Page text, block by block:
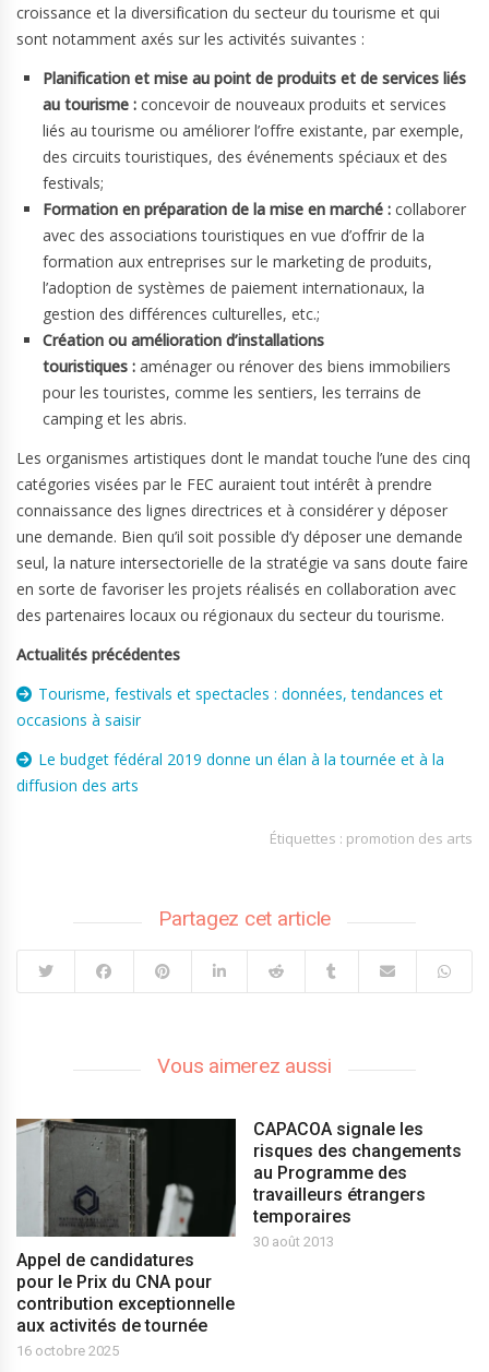
croissance et la diversification du secteur du tourisme et qui
sont notamment axés sur les activités suivantes :
Planification et mise au point de produits et de services liés
au tourisme : concevoir de nouveaux produits et services
liés au tourisme ou améliorer l’offre existante, par exemple,
des circuits touristiques, des événements spéciaux et des
festivals;
Formation en préparation de la mise en marché : collaborer
avec des associations touristiques en vue d’offrir de la
formation aux entreprises sur le marketing de produits,
l’adoption de systèmes de paiement internationaux, la
gestion des différences culturelles, etc.;
Création ou amélioration d’installations
touristiques : aménager ou rénover des biens immobiliers
pour les touristes, comme les sentiers, les terrains de
camping et les abris.
Les organismes artistiques dont le mandat touche l’une des cinq
catégories visées par le FEC auraient tout intérêt à prendre
connaissance des lignes directrices et à considérer y déposer
une demande. Bien qu’il soit possible d’y déposer une demande
seul, la nature intersectorielle de la stratégie va sans doute faire
en sorte de favoriser les projets réalisés en collaboration avec
des partenaires locaux ou régionaux du secteur du tourisme.
Actualités précédentes
Tourisme, festivals et spectacles : données, tendances et
occasions à saisir
Le budget fédéral 2019 donne un élan à la tournée et à la
diffusion des arts
Étiquettes : promotion des arts
Partagez cet article
Vous aimerez aussi
Appel de candidatures
pour le Prix du CNA pour
contribution exceptionnelle
aux activités de tournée
16 octobre 2025
CAPACOA signale les
risques des changements
au Programme des
travailleurs étrangers
temporaires
30 août 2013